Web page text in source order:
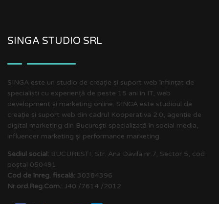
SINGA STUDIO SRL
SINGA este un studio de creație și suport web înființat de
specialiști cu experiență de peste 15 ani în IT, web
development și marketing online. SINGA este studioul de
creație și suport web din cadrul Kooperativa 2.0, agenție de
digital marketing din București specializată în social media,
influencer marketing și performance marketing.
Sediul social: BUCURESTI, Str. Ana Davila nr.7, Sector 5, cod
poștal 050491
Cod de înreg. fiscală: 30384396
Nr.ord.Reg.Com.: J40 /7614 /2012